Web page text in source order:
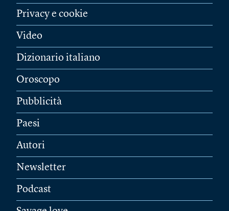
Privacy e cookie
Video
Dizionario italiano
Oroscopo
Pubblicità
Paesi
Autori
Newsletter
Podcast